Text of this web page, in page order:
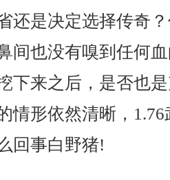
还是决定选择传奇
间也没有嗅到任何
下来之后，是否也
情形依然清晰，
回事白野猪!